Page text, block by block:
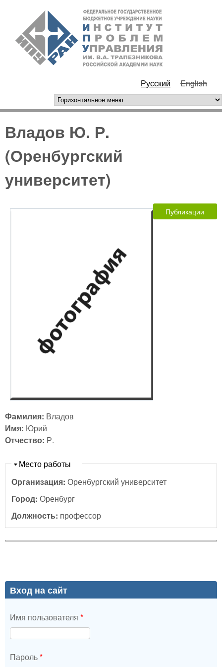
Перейти к основному
содержанию
РАН
Русский English
горизонтальное меню
Владов Ю. Р.
(Оренбургский
университет)
Публикации
Фамилия: Владов
Имя: Юрий
Отчество: Р.
Скрыть
Место работы
Организация: Оренбургский университет
Город: Оренбург
Должность: профессор
Вход на сайт
Имя пользователя *
Пароль*